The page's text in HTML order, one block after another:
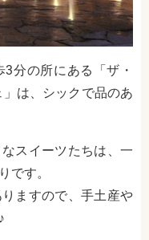
分の所にある「ザ・
は、シックで品のあ
スイーツたちは、一
です。
ますので、手土産や